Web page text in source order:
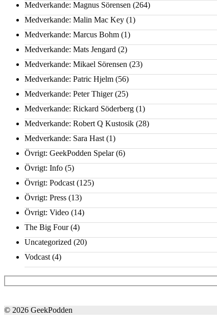
Medverkande: Magnus Sörensen (264)
Medverkande: Malin Mac Key (1)
Medverkande: Marcus Bohm (1)
Medverkande: Mats Jengard (2)
Medverkande: Mikael Sörensen (23)
Medverkande: Patric Hjelm (56)
Medverkande: Peter Thiger(25)
Medverkande: Rickard Söderberg (1)
Medverkande: Robert Q Kustosik (28)
Medverkande: Sara Hast (1)
Övrigt: GeekPodden Spelar(6)
Övrigt: Info (5)
Övrigt: Podcast (125)
Övrigt: Press (13)
Övrigt: Video (14)
The Big Four(4)
Uncategorized (20)
Vodcast (4)
© 2026 GeekPodden